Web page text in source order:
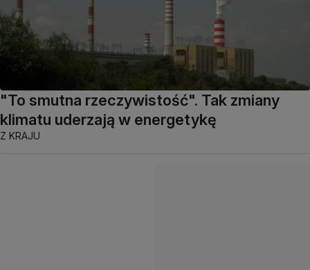
"To smutna rzeczywistość". Tak zmiany
klimatu uderzają w energetykę
Z KRAJU